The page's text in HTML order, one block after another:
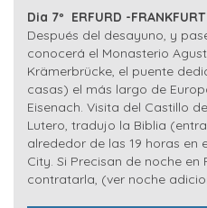
Dia 7º ERFURD -
Después del desayuno, y
conocerá el Monasterio
Krämerbrücke, el puente
casas) el más largo de
Eisenach. Visita del Castillo
Lutero, tradujo la Biblia
alrededor de las 19 horas en
City. Si Precisan de noche
contratarla, (ver noche